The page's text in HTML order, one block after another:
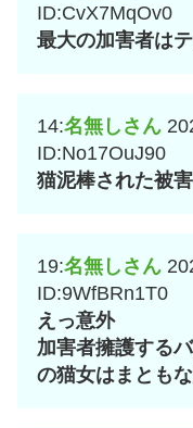
ID:CvX7MqOv0
最大の加害者は
14:名無しさん
ID:No17OuJ90
猫泥棒された被
19:名無しさん
ID:9WfBRn1T0
えっ意外
加害者擁護する
の猫女はまとも